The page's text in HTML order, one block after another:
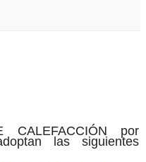
por
las siguientes